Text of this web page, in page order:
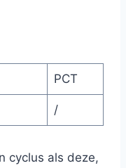
PCT
/
cyclus als deze,